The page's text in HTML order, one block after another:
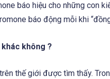
báo hiệu cho những con
báo động mỗi khi
không ?
thế giới được tìm thấy.